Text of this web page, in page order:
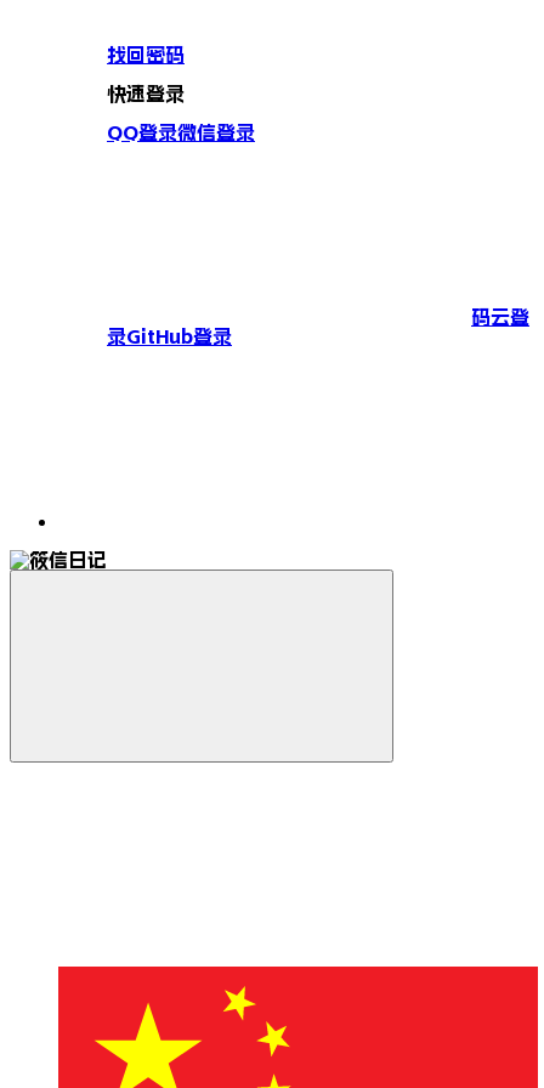
找回密码
快速登录
QQ登录微信登录
码云登
录GitHub登录